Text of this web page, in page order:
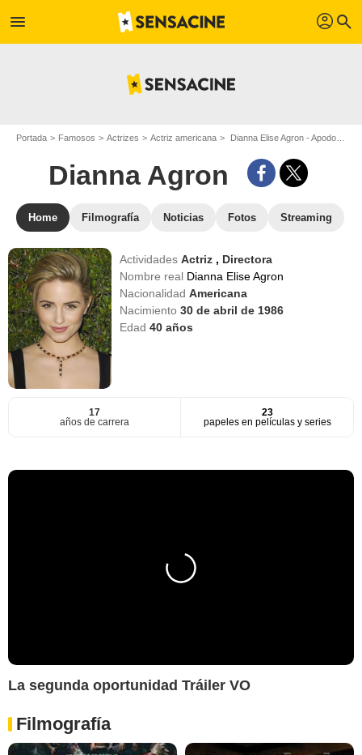
menu profil search
Portada Famosos Actrizes Actriz americana Dianna Elise Agron - Apodo : Dianna Agron
Dianna Agron
Home Filmografía Noticias Fotos Streaming
ActividadesActriz , Directora
Nombre real Dianna Elise Agron
NacionalidadAmericana
Nacimiento30 de abril de 1986
Edad40 años
17
años de carrera
23
papeles en películas y series
La segunda oportunidad Tráiler VO
Filmografía